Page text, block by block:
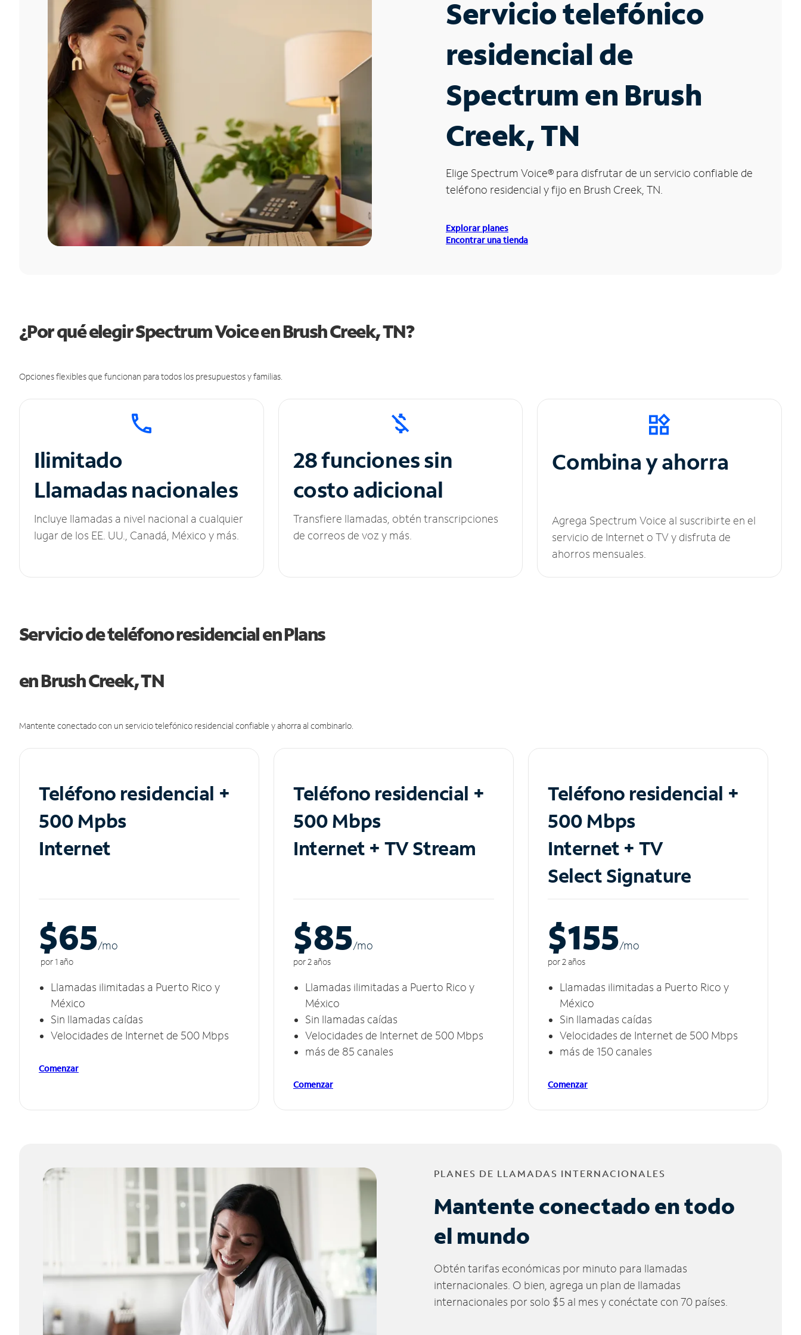
Servicio telefónico
residencial de
Spectrum en Brush
Creek, TN
Elige Spectrum Voice® para disfrutar de un servicio confiable de
teléfono residencial y fijo en Brush Creek, TN.
Explorar planes
Encontrar una tienda
¿Por qué elegir Spectrum Voice en Brush Creek, TN?
Opciones flexibles que funcionan para todos los presupuestos y familias.
Ilimitado
Llamadas nacionales
Incluye llamadas a nivel nacional a cualquier
lugar de los EE. UU., Canadá, México y más.
28 funciones sin
costo adicional
Transfiere llamadas, obtén transcripciones
de correos de voz y más.
Combina y ahorra
Agrega Spectrum Voice al suscribirte en el
servicio de Internet o TV y disfruta de
ahorros mensuales.
Servicio de teléfono residencial en Plans
en Brush Creek, TN
Mantente conectado con un servicio telefónico residencial confiable y ahorra al combinarlo.
Teléfono residencial +
500 Mpbs
Internet
$65/mo
por 1 año
Llamadas ilimitadas a Puerto Rico y
México
Sin llamadas caídas
Velocidades de Internet de 500 Mbps
Comenzar
Teléfono residencial +
500 Mbps
Internet + TV Stream
$85/mo
por 2 años
Llamadas ilimitadas a Puerto Rico y
México
Sin llamadas caídas
Velocidades de Internet de 500 Mbps
más de 85 canales
Comenzar
Teléfono residencial +
500 Mbps
Internet + TV
Select Signature
$155/mo
por 2 años
Llamadas ilimitadas a Puerto Rico y
México
Sin llamadas caídas
Velocidades de Internet de 500 Mbps
más de 150 canales
Comenzar
PLANES DE LLAMADAS INTERNACIONALES
Mantente conectado en todo
el mundo
Obtén tarifas económicas por minuto para llamadas
internacionales. O bien, agrega un plan de llamadas
internacionales por solo $5 al mes y conéctate con 70 países.